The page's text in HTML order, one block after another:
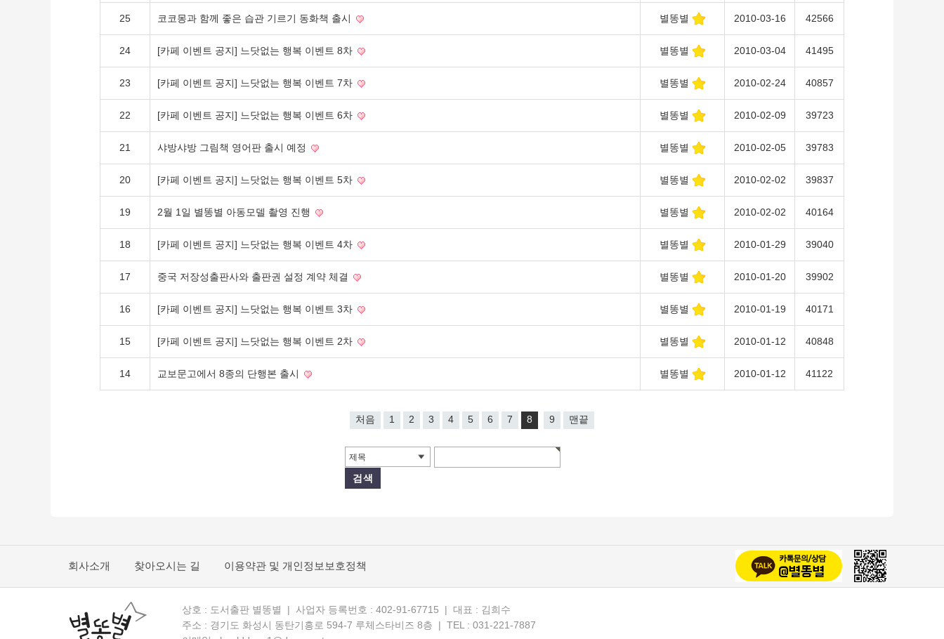
25 코코몽과 함께 좋은 습관 기르기 동화책 출시 별똥별 2010-03-16 42566
24 [카페 이벤트 공지] 느닷없는 행복 이벤트 8차 별똥별 2010-03-04 41495
23 [카페 이벤트 공지] 느닷없는 행복 이벤트 7차 별똥별 2010-02-24 40857
22 [카페 이벤트 공지] 느닷없는 행복 이벤트 6차 별똥별 2010-02-09 39723
21 샤방샤방 그림책 영어판 출시 예정 별똥별 2010-02-05 39783
20 [카페 이벤트 공지] 느닷없는 행복 이벤트 5차 별똥별 2010-02-02 39837
19 2월 1일 별똥별 아동모델 촬영 진행 별똥별 2010-02-02 40164
18 [카페 이벤트 공지] 느닷없는 행복 이벤트 4차 별똥별 2010-01-29 39040
17 중국 저장성출판사와 출판권 설정 계약 체결 별똥별 2010-01-20 39902
16 [카페 이벤트 공지] 느닷없는 행복 이벤트 3차 별똥별 2010-01-19 40171
15 [카페 이벤트 공지] 느닷없는 행복 이벤트 2차 별똥별 2010-01-12 40848
14 교보문고에서 8종의 단행본 출시 별똥별 2010-01-12 41122
처음 1 2 3 4 5 6 7 8 9 맨끝
제목
회사소개 찾아오시는 길 이용약관 및 개인정보보호정책
상호 : 도서출판 별똥별 | 사업자 등록번호 : 402-91-67715 | 대표 : 김희수
주소 : 경기도 화성시 동탄기흥로 594-7 루체스타비즈 8층 | TEL : 031-221-7887